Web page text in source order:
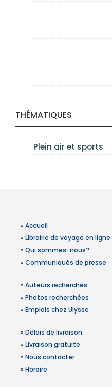
THÉMATIQUES
Plein air et sports
» Accueil
» Librairie de voyage en ligne
» Qui sommes-nous?
» Communiqués de presse
» Auteurs recherchés
» Photos recherchées
» Emplois chez Ulysse
» Délais de livraison
» Livraison gratuite
» Nous contacter
» Horaire